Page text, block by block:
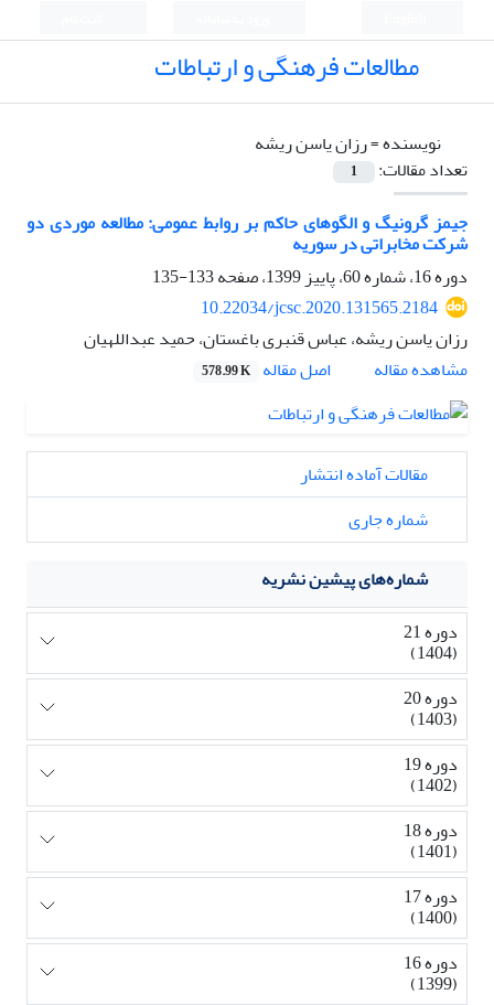
مطالعات فرهنگی و ارتباطات
نویسنده =رزان یاسن ریشه
تعداد مقالات:
1
جیمز گرونیگ و الگوهای حاکم بر روابط عمومی: مطالعه موردی دو
شرکت مخابراتی در سوریه
دوره 16، شماره 60، پاییز 1399، صفحه
133-135
10.22034/jcsc.2020.131565.2184
رزان یاسن ریشه، عباس قنبری باغستان، حمید عبداللهیان
مشاهده مقاله
اصل مقاله 578.99 K
مقالات آماده انتشار
شماره جاری
شماره‌های پیشین نشریه
دوره 21
(1404)
دوره 20
(1403)
دوره 19
(1402)
دوره 18
(1401)
دوره 17
(1400)
دوره 16
(1399)